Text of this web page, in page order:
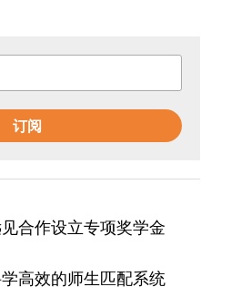
订阅
合作设立专项奖学金
高效的师生匹配系统